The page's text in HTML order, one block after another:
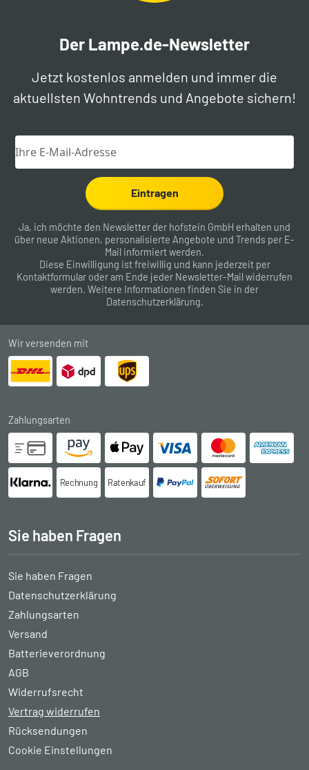
Der Lampe.de-Newsletter
Jetzt kostenlos anmelden und immer die
aktuellsten Wohntrends und Angebote sichern!
Eintragen
Ja, ich möchte den Newsletter der hofstein GmbH erhalten und
über neue Aktionen, personalisierte Angebote und Trends per E-
Mail informiert werden.
Diese Einwilligung ist freiwillig und kann jederzeit per
Kontaktformular oder am Ende jeder Newsletter-Mail widerrufen
werden. Weitere Informationen finden Sie in der
Datenschutzerklärung.
Wir versenden mit
Zahlungsarten
Rechnung Ratenkauf
Sie haben Fragen
Sie haben Fragen
Datenschutzerklärung
Zahlungsarten
Versand
Batterieverordnung
AGB
Widerrufsrecht
Vertrag widerrufen
Rücksendungen
Cookie Einstellungen